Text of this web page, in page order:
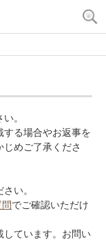
。
する場合やお返事を
めご了承くださ
い。
でご確認いただけ
ています。お問い